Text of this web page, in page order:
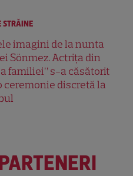
STRĂINE
imagini de la nunta
Sönmez. Actrița din
familiei” s-a căsătorit
discretă la